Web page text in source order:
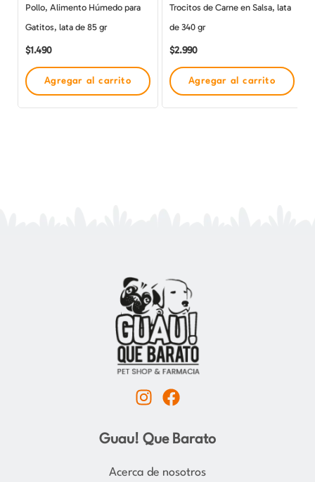
Pollo, Alimento Húmedo para
Gatitos, lata de 85 gr
$1.490
Agregar al carrito
Trocitos de Carne en Salsa, lata
de 340 gr
$2.990
Agregar al carrito
I
s
t
a
F
c
e
b
Guau! Que Barato
Acerca de nosotros